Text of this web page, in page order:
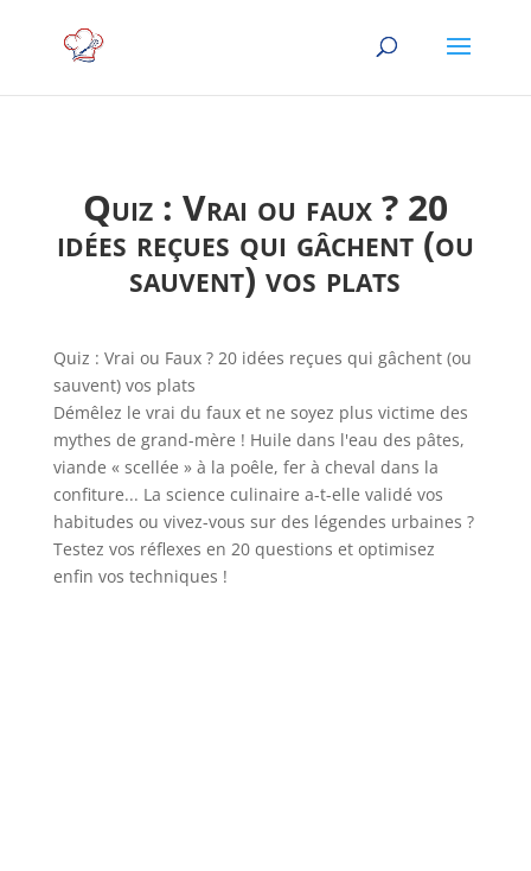
Quiz : Vrai ou faux ? 20
idées reçues qui gâchent (ou
sauvent) vos plats
Quiz : Vrai ou Faux ? 20 idées reçues qui gâchent (ou
sauvent) vos plats
Démêlez le vrai du faux et ne soyez plus victime des
mythes de grand-mère ! Huile dans l'eau des pâtes,
viande « scellée » à la poêle, fer à cheval dans la
confiture... La science culinaire a-t-elle validé vos
habitudes ou vivez-vous sur des légendes urbaines ?
Testez vos réflexes en 20 questions et optimisez
enfin vos techniques !